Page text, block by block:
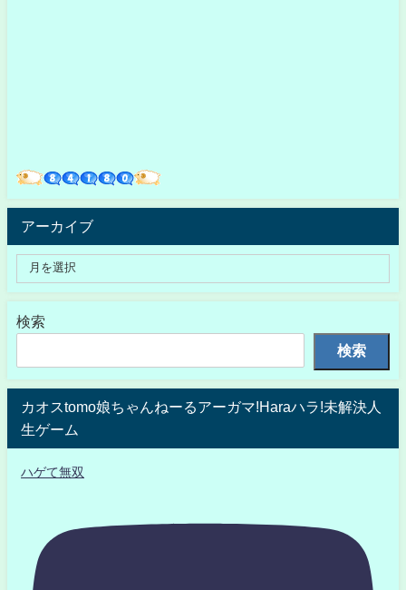
アーカイブ
検索
検索
カオスtomo娘ちゃんねーるアーガマ!Haraハラ!未解決人
生ゲーム
ハゲて無双